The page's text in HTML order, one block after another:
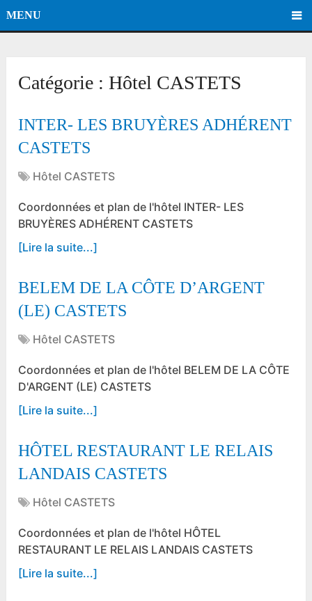
MENU
Catégorie :Hôtel CASTETS
INTER- LES BRUYÈRES ADHÉRENT
CASTETS
Hôtel CASTETS
Coordonnées et plan de l'hôtel INTER- LES
BRUYÈRES ADHÉRENT CASTETS
[Lire la suite...]
BELEM DE LA CÔTE D’ARGENT
(LE) CASTETS
Hôtel CASTETS
Coordonnées et plan de l'hôtel BELEM DE LA CÔTE
D'ARGENT (LE) CASTETS
[Lire la suite...]
HÔTEL RESTAURANT LE RELAIS
LANDAIS CASTETS
Hôtel CASTETS
Coordonnées et plan de l'hôtel HÔTEL
RESTAURANT LE RELAIS LANDAIS CASTETS
[Lire la suite...]